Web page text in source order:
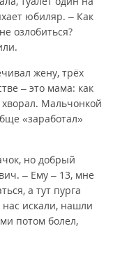
юбиляр. – Как
озлобиться?
жену, трёх
– это мама: как
хворал. Мальчонкой
«заработал»
но добрый
– Ему – 13, мне
а тут пурга
нас искали, нашли
потом болел,